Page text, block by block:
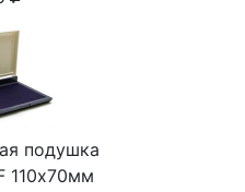
подушка
110х70мм